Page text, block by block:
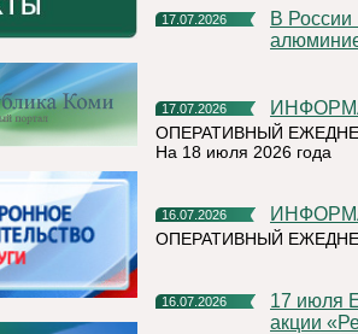
17.07.2026
В России впервые прошли биржевые торги первичным
17.07.2026
ОПЕРАТИВНЫЙ
На 18 июля 2026 года
16.07.2026
ОПЕРАТИВНЫЙ
16.07.2026
17 июля Емва присоединится к Всероссийской экологической
акции